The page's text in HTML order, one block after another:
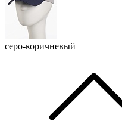
серо-коричневый